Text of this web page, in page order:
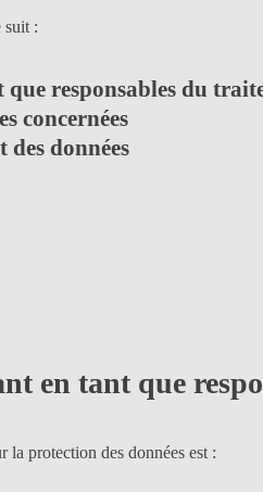
suit :
responsables du
concernées
données
en tant que
la protection des données est :